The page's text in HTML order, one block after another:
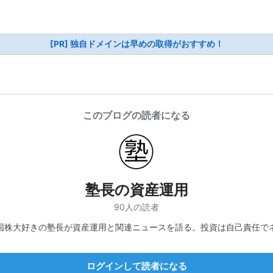
[PR] 独自ドメインは早めの取得がおすすめ！
このブログの読者になる
塾長の資産運用
90人の読者
株大好きの塾長が資産運用と関連ニュースを語る。投資は自己責任で
ログインして読者になる